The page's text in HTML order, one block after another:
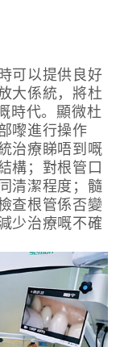
可以提供良好
大係統，將杜
時代。顯微杜
嚟進行操作
治療睇唔到嘅
構；對根管口
清潔程度；髓
查根管係否變
少治療嘅不確